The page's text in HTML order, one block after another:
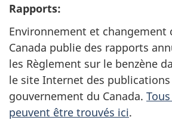
Rapports:
Environnement et changement
Canada publie des rapports
les Règlement sur le benzène
le site Internet des
gouvernement du Canada.
peuvent être trouvés ici.